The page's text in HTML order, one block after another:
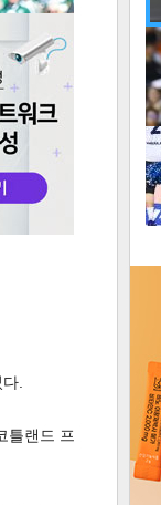
인쇄
.
틀랜드 프
연예
2